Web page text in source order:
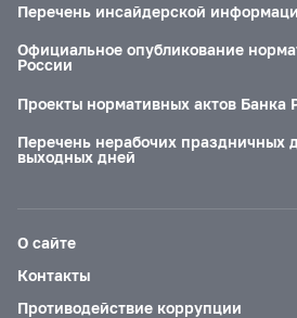
Перечень инсайдерской
Официальное опубликование
России
Проекты нормативных актов Банка
Перечень нерабочих праздничных
выходных дней
О сайте
Контакты
Противодействие коррупции